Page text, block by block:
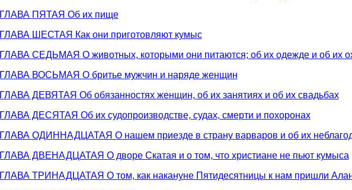
ГЛАВА ПЯТАЯ Об их пище
ГЛАВА ШЕСТАЯ Как они приготовляют кумыс
ГЛАВА СЕДЬМАЯ О животных, которыми они питаются; об их одежде и об их
ГЛАВА ВОСЬМАЯ О бритье мужчин и наряде женщин
ГЛАВА ДЕВЯТАЯ Об обязанностях женщин, об их занятиях и об их свадьбах
ГЛАВА ДЕСЯТАЯ Об их судопроизводстве, судах, смерти и похоронах
ГЛАВА ОДИННАДЦАТАЯ О нашем приезде в страну варваров и об их
ГЛАВА ДВЕНАДЦАТАЯ О дворе Скатая и о том, что христиане не пьют кумыса
ГЛАВА ТРИНАДЦАТАЯ О том, как накануне Пятидесятницы к нам пришли